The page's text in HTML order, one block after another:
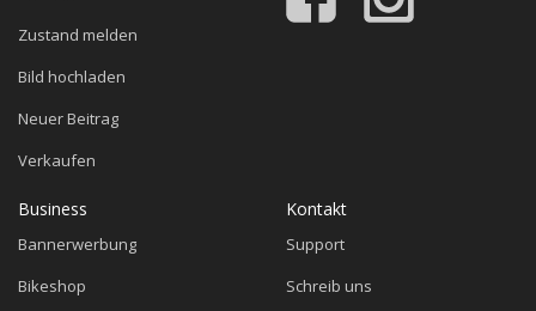
Zustand melden
Bild hochladen
Neuer Beitrag
Verkaufen
Business
Bannerwerbung
Bikeshop
Kontakt
Support
Schreib uns